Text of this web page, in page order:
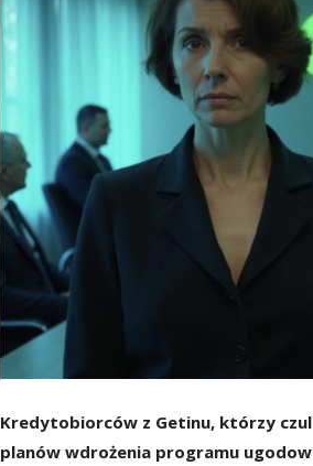
Kredytobiorców z Getinu, którzy
planów wdrożenia programu